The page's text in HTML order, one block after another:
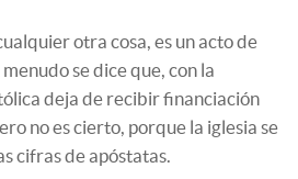
otra cosa, es un acto de
se dice que, con la
deja de recibir financiación
no es cierto, porque la iglesia se
cifras de apóstatas.